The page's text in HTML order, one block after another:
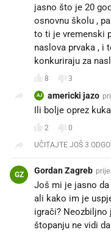
jasno što je 20
osnovnu školu ,
to ti je vremenski
naslova prvaka , i
konkuriraju za
8 3
AJ americki jazo
Ili bolje oprez
2
0
UČITAJTE JOŠ 3
GZ Gordan Zagreb
Još mi je jasno
ali kako im je
igrači? Neozbiljno
štopanju ne vidi